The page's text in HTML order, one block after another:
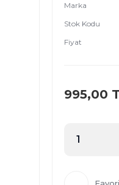
Marka
Stok Kodu
Fiyat
995,00